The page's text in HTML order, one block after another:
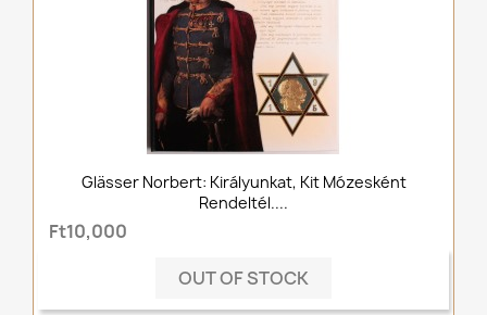
Glässer Norbert: Királyunkat, Kit Mózesként
Rendeltél....
Ft10,000
OUT OF STOCK